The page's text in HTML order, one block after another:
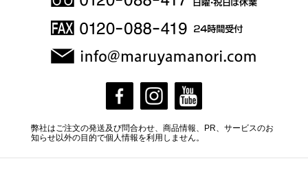
弊社はご注文の発送及び問合わせ、商品情報、PR、サービスのお
知らせ以外の目的で個人情報を利用しません。